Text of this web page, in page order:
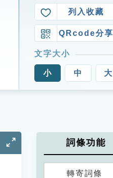
列入收藏
QRcode分享
文字大小
小 中 大
詞條功能
轉寄詞條